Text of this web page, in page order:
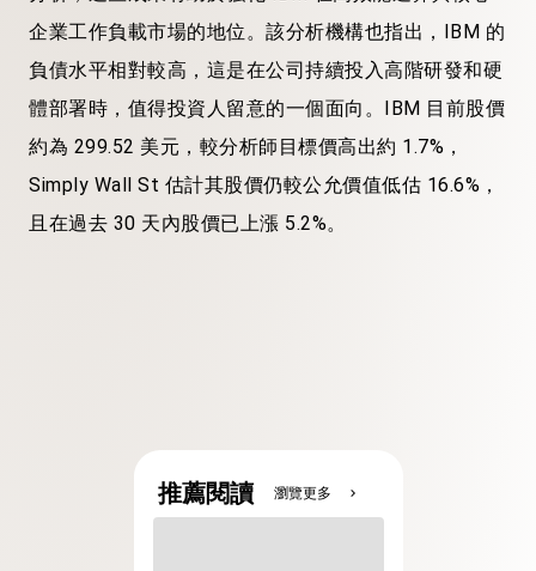
企業工作負載市場的地位。該分析機構也指出，IBM 的
負債水平相對較高，這是在公司持續投入高階研發和硬
體部署時，值得投資人留意的一個面向。IBM 目前股價
約為 299.52 美元，較分析師目標價高出約 1.7%，
Simply Wall St 估計其股價仍較公允價值低估 16.6%，
且在過去 30 天內股價已上漲 5.2%。
推薦閱讀 瀏覽更多 chevron_right